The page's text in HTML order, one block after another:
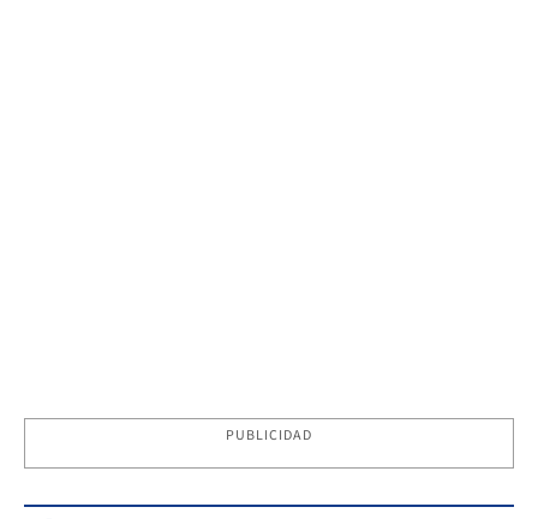
PUBLICIDAD